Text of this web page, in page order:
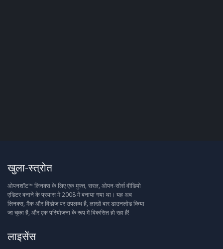
खुला-स्त्रोत
ओपनशॉट™ लिनक्स के लिए एक मुफ्त, सरल, ओपन-सोर्स वीडियो
एडिटर बनाने के प्रयास में 2008 में बनाया गया था। यह अब
लिनक्स, मैक और विंडोज पर उपलब्ध है, लाखों बार डाउनलोड किया
जा चुका है, और एक परियोजना के रूप में विकसित हो रहा है!
लाइसेंस